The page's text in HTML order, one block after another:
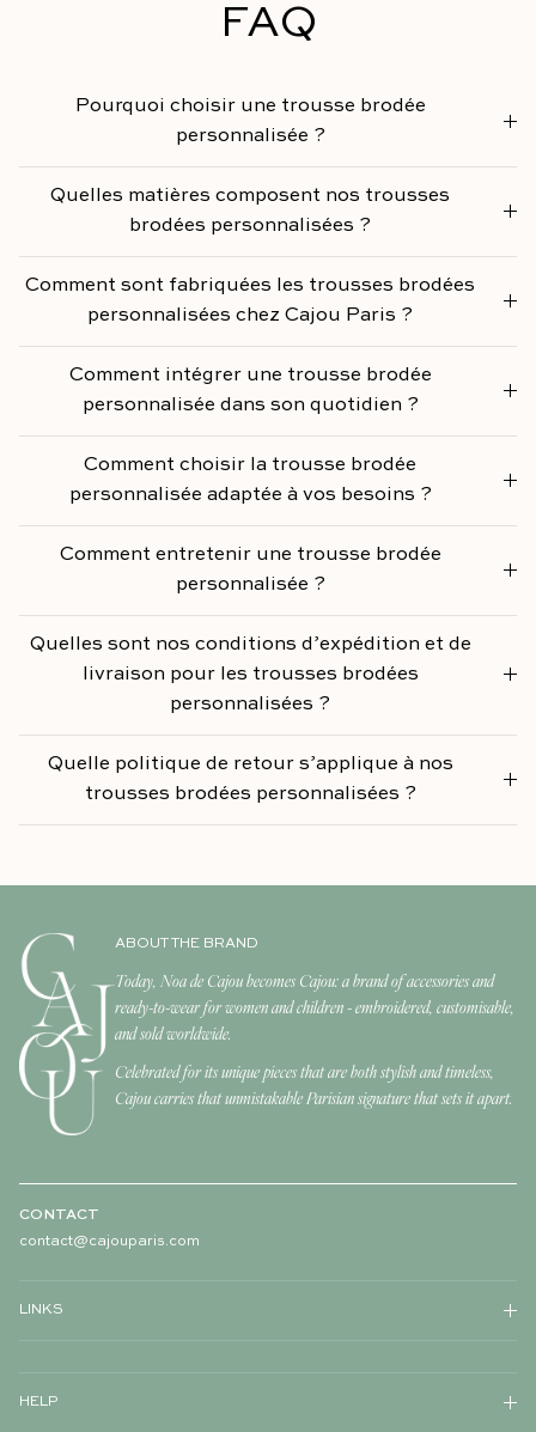
FAQ
Pourquoi choisir une trousse brodée
personnalisée ?
Quelles matières composent nos trousses
brodées personnalisées ?
Comment sont fabriquées les trousses brodées
personnalisées chez Cajou Paris ?
Comment intégrer une trousse brodée
personnalisée dans son quotidien ?
Comment choisir la trousse brodée
personnalisée adaptée à vos besoins ?
Comment entretenir une trousse brodée
personnalisée ?
Quelles sont nos conditions d’expédition et de
livraison pour les trousses brodées
personnalisées ?
Quelle politique de retour s’applique à nos
trousses brodées personnalisées ?
ABOUT THE BRAND
Today, Noa de Cajou becomes Cajou: a brand of accessories and
ready-to-wear for women and children - embroidered, customisable,
and sold worldwide.
Celebrated for its unique pieces that are both stylish and timeless,
Cajou carries that unmistakable Parisian signature that sets it apart.
CONTACT
contact@cajouparis.com
LINKS
HELP